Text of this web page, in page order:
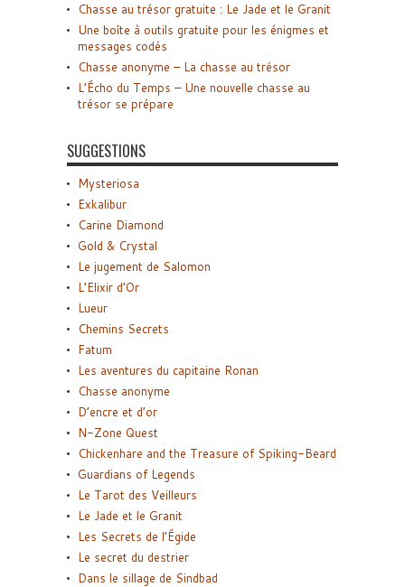
Chasse au trésor gratuite : Le Jade et le Granit
Une boîte à outils gratuite pour les énigmes et
messages codés
Chasse anonyme – La chasse au trésor
L’Écho du Temps – Une nouvelle chasse au
trésor se prépare
SUGGESTIONS
Mysteriosa
Exkalibur
Carine Diamond
Gold & Crystal
Le jugement de Salomon
L’Elixir d’Or
Lueur
Chemins Secrets
Fatum
Les aventures du capitaine Ronan
Chasse anonyme
D’encre et d’or
N-Zone Quest
Chickenhare and the Treasure of Spiking-Beard
Guardians of Legends
Le Tarot des Veilleurs
Le Jade et le Granit
Les Secrets de l’Égide
Le secret du destrier
Dans le sillage de Sindbad